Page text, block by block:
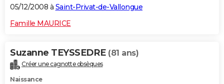
05/12/2008 à Saint-Privat-de-Vallongue
Famille MAURICE
Suzanne TEYSSEDRE (81 ans)
Créer une cagnotte obsèques
Naissance